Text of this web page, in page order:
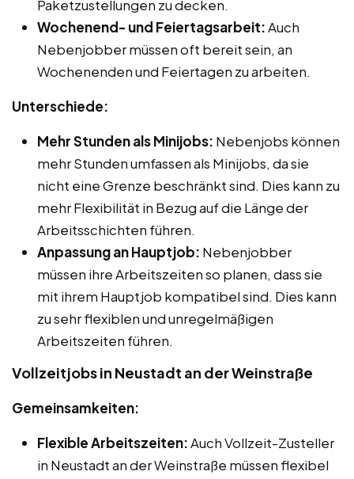
Paketzustellungen zu decken.
Wochenend- und Feiertagsarbeit:Auch
Nebenjobber müssen oft bereit sein, an
Wochenenden und Feiertagen zu arbeiten.
Unterschiede:
Mehr Stunden als Minijobs: Nebenjobs können
mehr Stunden umfassen als Minijobs, da sie
nicht eine Grenze beschränkt sind. Dies kann zu
mehr Flexibilität in Bezug auf die Länge der
Arbeitsschichten führen.
Anpassung an Hauptjob: Nebenjobber
müssen ihre Arbeitszeiten so planen, dass sie
mit ihrem Hauptjob kompatibel sind. Dies kann
zu sehr flexiblen und unregelmäßigen
Arbeitszeiten führen.
Vollzeitjobs in Neustadt an der Weinstraße
Gemeinsamkeiten:
Flexible Arbeitszeiten:Auch Vollzeit-Zusteller
in Neustadt an der Weinstraße müssen flexibel